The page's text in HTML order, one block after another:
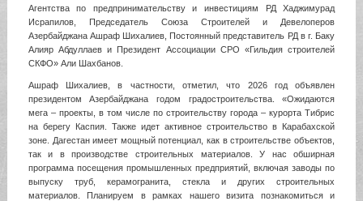
Агентства по предпринимательству и инвестициям РД Хаджимурад
Исрапилов, Председатель Союза Строителей и Девелоперов
Азербайджана Ашраф Шихалиев, Постоянный представитель РД в г. Баку
Алияр Абдуллаев и Президент Ассоциации СРО «Гильдия строителей
СКФО» Али Шахбанов.
Ашраф Шихалиев, в частности, отметил, что 2026 год объявлен
президентом Азербайджана годом градостроительства. «Ожидаются
мега – проекты, в том числе по строительству города – курорта Тибрис
на берегу Каспия. Также идет активное строительство в Карабахской
зоне. Дагестан имеет мощный потенциал, как в строительстве объектов,
так и в производстве строительных материалов. У нас обширная
программа посещения промышленных предприятий, включая заводы по
выпуску труб, керамогранита, стекла и других строительных
материалов. Планируем в рамках нашего визита познакомиться и